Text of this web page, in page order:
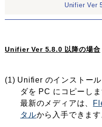
Unifier Ver
Unifier Ver 5.8.0 以降の場合
(1) Unifier のインストー
ダを PC にコピーしま
最新のメディアは、
タルから入手できます